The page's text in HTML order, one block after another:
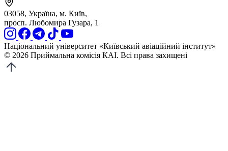
03058, Україна, м. Київ,
просп. Любомира Гузара, 1
Національний університет «Київський авіаційний інститут»
© 2026 Приймальна комісія КАІ. Всі права захищені